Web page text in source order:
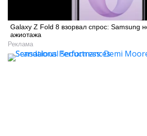
Galaxy Z Fold 8 взорвал спрос: Samsung
ажиотажа
Реклама